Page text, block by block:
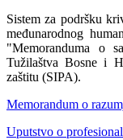
Sistem za podršku
međunarodnog
"Memoranduma o
Tužilaštva Bosne i
zaštitu (SIPA).
Memorandum o
Uputstvo o